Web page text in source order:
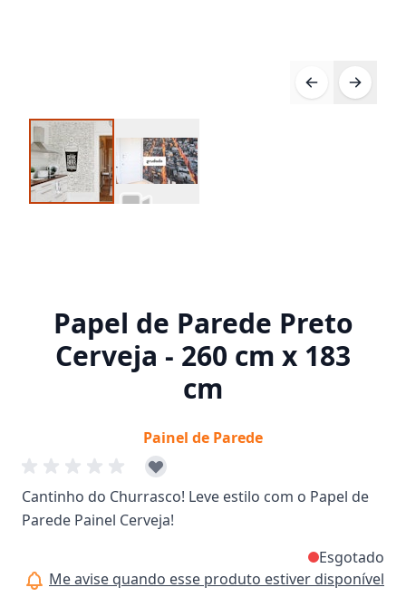
Papel de Parede Preto
Cerveja - 260 cm x 183
cm
Painel de Parede
Cantinho do Churrasco! Leve estilo com o Papel de
Parede Painel Cerveja!
Esgotado
Me avise quando esse produto estiver disponível